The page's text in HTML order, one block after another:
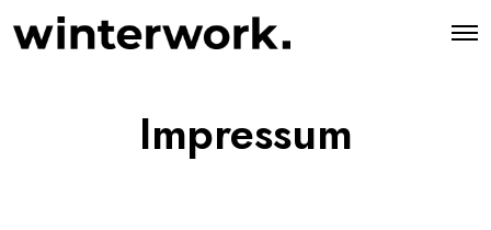
O
Impressum